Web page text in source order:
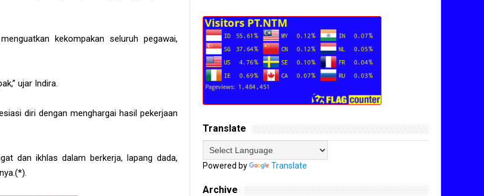
kekompakan seluruh pegawai,
ujar Indira.
diri dengan menghargai hasil pekerjaan
dan ikhlas dalam berkerja, lapang dada,
Translate
Powered by Translate
Archive